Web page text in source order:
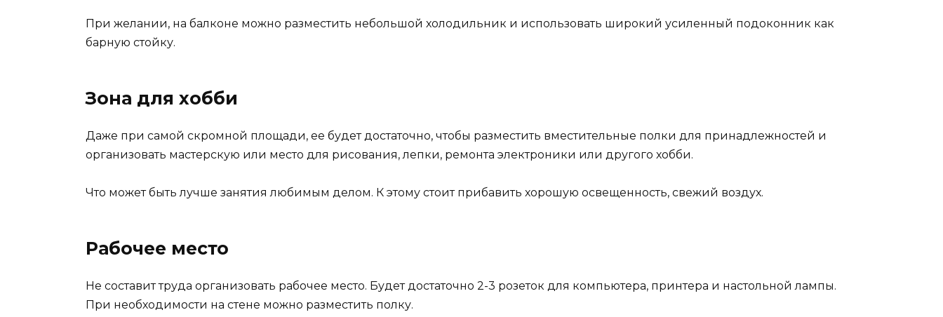
При желании, на балконе можно разместить небольшой холодильник и использовать широкий усиленный подоконник как
барную стойку.
Зона для хобби
Даже при самой скромной площади, ее будет достаточно, чтобы разместить вместительные полки для принадлежностей и
организовать мастерскую или место для рисования, лепки, ремонта электроники или другого хобби.
Что может быть лучше занятия любимым делом. К этому стоит прибавить хорошую освещенность, свежий воздух.
Рабочее место
Не составит труда организовать рабочее место. Будет достаточно 2-3 розеток для компьютера, принтера и настольной лампы.
При необходимости на стене можно разместить полку.